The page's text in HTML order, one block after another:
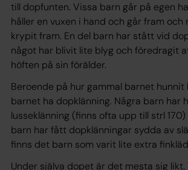
till dopfunten. Vissa barn går på egen
håller en vuxen i hand och går fram och
krypit fram. En del barn har stått vid
något har blivit lite blyg och föredragit
höften på sin förälder.
Beroende på hur gammal barnet hunnit
barnet ha dopklänning. Några barn har
lusseklänning (finns ofta upp till strl
barn har fått dopklänningar sydda av
finns det barn som varit lite extra
Under själva dopet är det mesta sig likt.